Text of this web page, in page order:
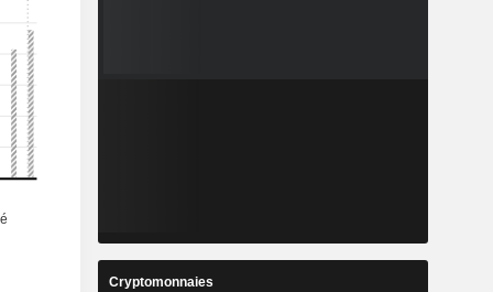
Cryptomonnaies